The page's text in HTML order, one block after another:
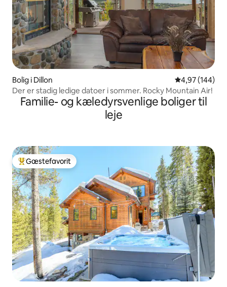
Bolig i Dillon 4,97 ud af 5 i
4,97 (144)
Der er stadig ledige datoer i sommer. Rocky Mountain Air!
Familie- og kæledyrsvenlige boliger til
leje
Bedste gæstefavorit
Gæstefavorit